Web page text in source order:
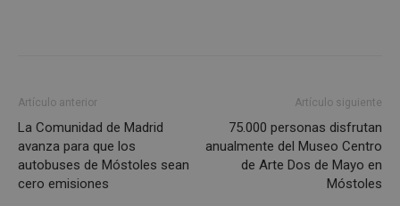
Artículo anterior
La Comunidad de Madrid
avanza para que los
autobuses de Móstoles sean
cero emisiones
Artículo siguiente
75.000 personas disfrutan
anualmente del Museo Centro
de Arte Dos de Mayo en
Móstoles